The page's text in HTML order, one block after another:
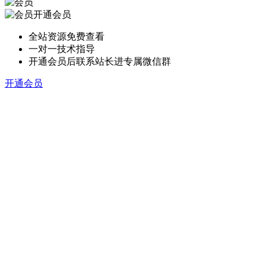
开通会员
全站资源免费查看
一对一技术指导
开通会员后联系站长进专属微信群
开通会员